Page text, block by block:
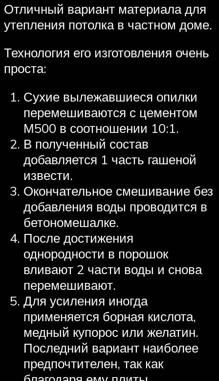
Отличный вариант материала для
утепления потолка в частном доме.
Технология его изготовления очень
проста:
Сухие вылежавшиеся опилки
перемешиваются с цементом
М500 в соотношении 10:1.
В полученный состав
добавляется 1 часть гашеной
извести.
Окончательное смешивание без
добавления воды проводится в
бетономешалке.
После достижения
однородности в порошок
вливают 2 части воды и снова
перемешивают.
Для усиления иногда
применяется борная кислота,
медный купорос или желатин.
Последний вариант наиболее
предпочтителен, так как